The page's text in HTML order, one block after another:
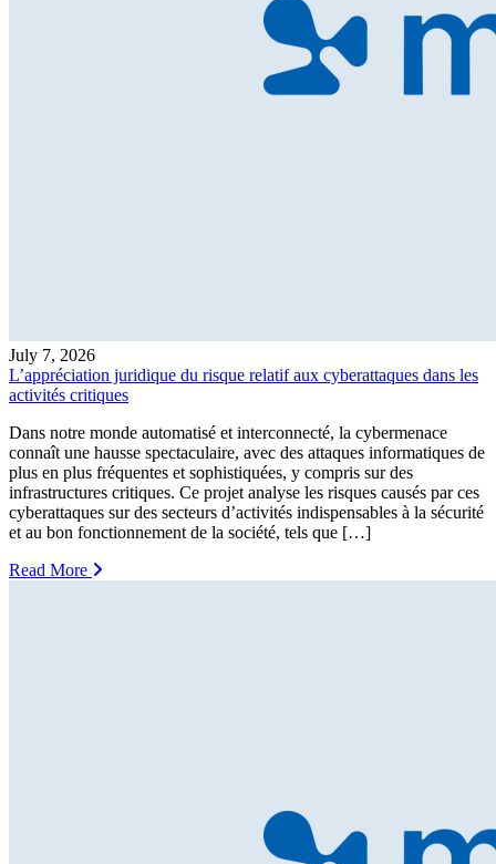
July 7, 2026
L’appréciation juridique du risque relatif aux cyberattaques dans les
activités critiques
Dans notre monde automatisé et interconnecté, la cybermenace
connaît une hausse spectaculaire, avec des attaques informatiques de
plus en plus fréquentes et sophistiquées, y compris sur des
infrastructures critiques. Ce projet analyse les risques causés par ces
cyberattaques sur des secteurs d’activités indispensables à la sécurité
et au bon fonctionnement de la société, tels que […]
Read More